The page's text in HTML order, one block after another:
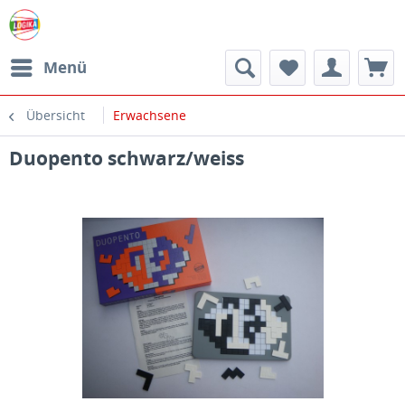
Menü
Übersicht Erwachsene
Duopento schwarz/weiss